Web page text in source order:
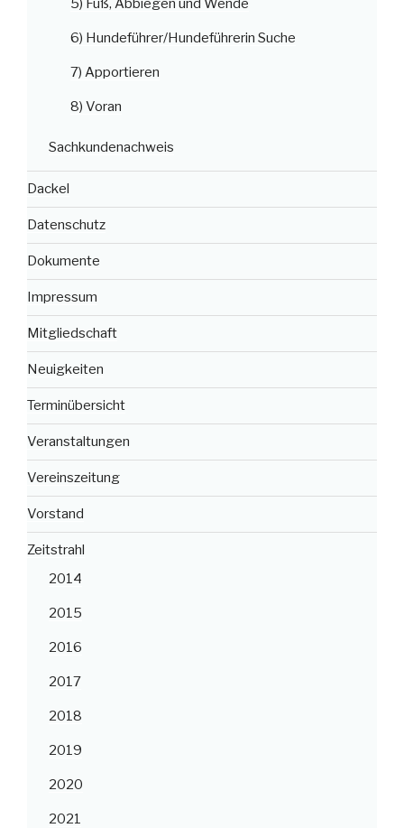
5) Fuß, Abbiegen und Wende
6) Hundeführer/Hundeführerin Suche
7) Apportieren
8) Voran
Sachkundenachweis
Dackel
Datenschutz
Dokumente
Impressum
Mitgliedschaft
Neuigkeiten
Terminübersicht
Veranstaltungen
Vereinszeitung
Vorstand
Zeitstrahl
2014
2015
2016
2017
2018
2019
2020
2021